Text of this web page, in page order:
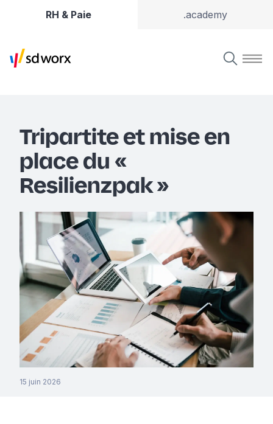
RH & Paie .academy
Tripartite et mise en
place du «
Resilienzpak »
15 juin 2026